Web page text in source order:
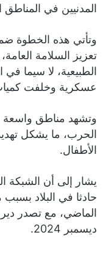
المدنيين في
وتأتي هذه الخطوة
تعزيز السلامة
الطبيعية، لا سيما
عسكرية وخلفت
وتشهد مناطق واسعة
الحرب، ما يشكل
الأطفال.
ديسمبر 2024.